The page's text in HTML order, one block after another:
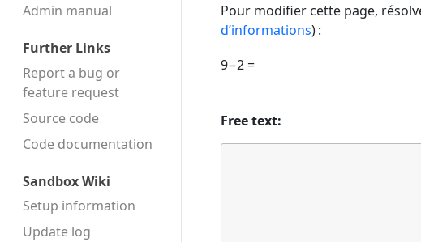
Admin manual
Further Links
Report a bug or
feature request
Source code
Code docu­mentation
Sandbox Wiki
Setup information
Update log
Pour modifier cette page,
d’informations) :
9−2 =
Free text: